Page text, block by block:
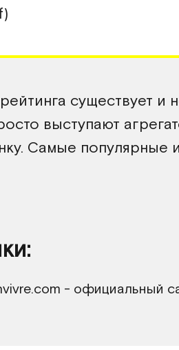
существует и
выступают
Самые популярные
- официальный